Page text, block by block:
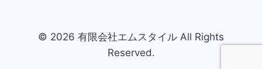
© 2026 有限会社エムスタイル All Rights
Reserved.